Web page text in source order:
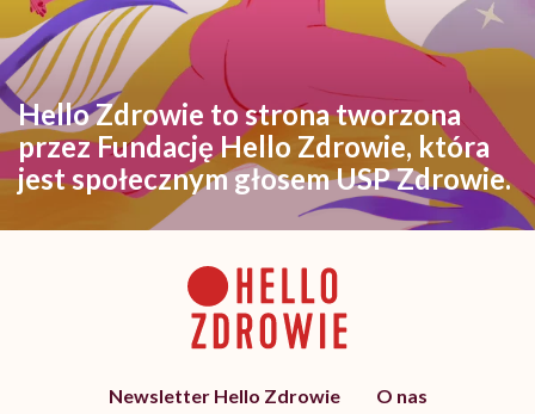
Hello Zdrowie to strona tworzona
przez Fundację Hello Zdrowie, która
jest społecznym głosem USP Zdrowie.
Newsletter Hello Zdrowie
O nas